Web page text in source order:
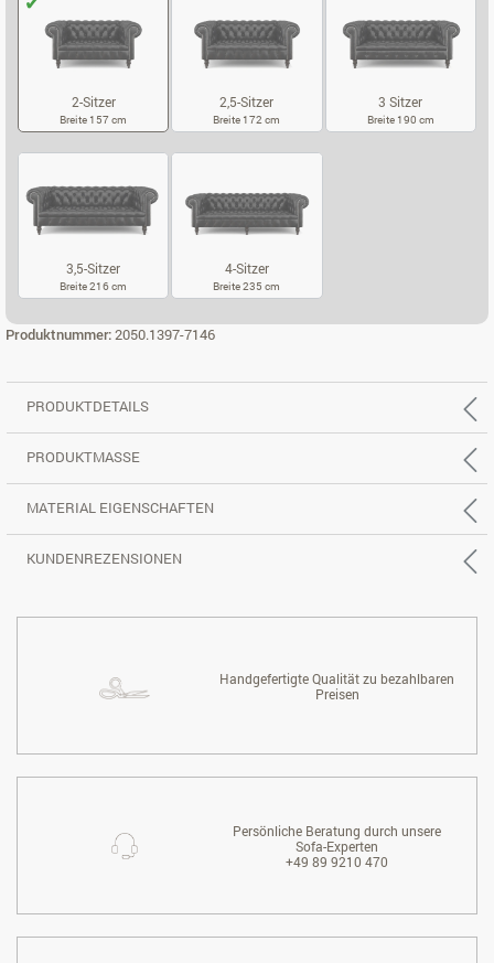
2-Sitzer
Breite 157 cm
2,5-Sitzer
Breite 172 cm
3 Sitzer
Breite 190 cm
3,5-Sitzer
Breite 216 cm
4-Sitzer
Breite 235 cm
Produktnummer:2050.1397-7146
PRODUKTDETAILS
PRODUKTMASSE
MATERIAL EIGENSCHAFTEN
KUNDENREZENSIONEN
Handgefertigte Qualität zu bezahlbaren
Preisen
Persönliche Beratung durch unsere
Sofa-Experten
+49 89 9210 470